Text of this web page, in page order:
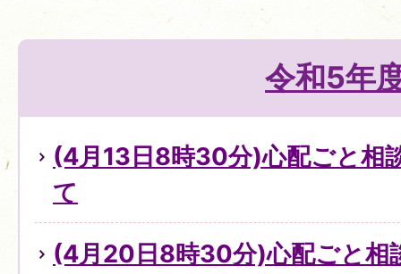
令和5年
(4月13日8時30分)心配ごと相
て
(4月20日8時30分)心配ごと相